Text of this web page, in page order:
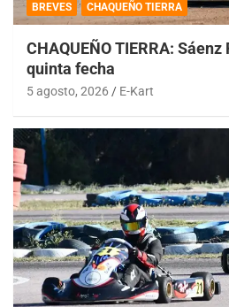
BREVES CHAQUEÑO TIERRA
CHAQUEÑO TIERRA:
quinta fecha
5 agosto, 2026 E-Kart